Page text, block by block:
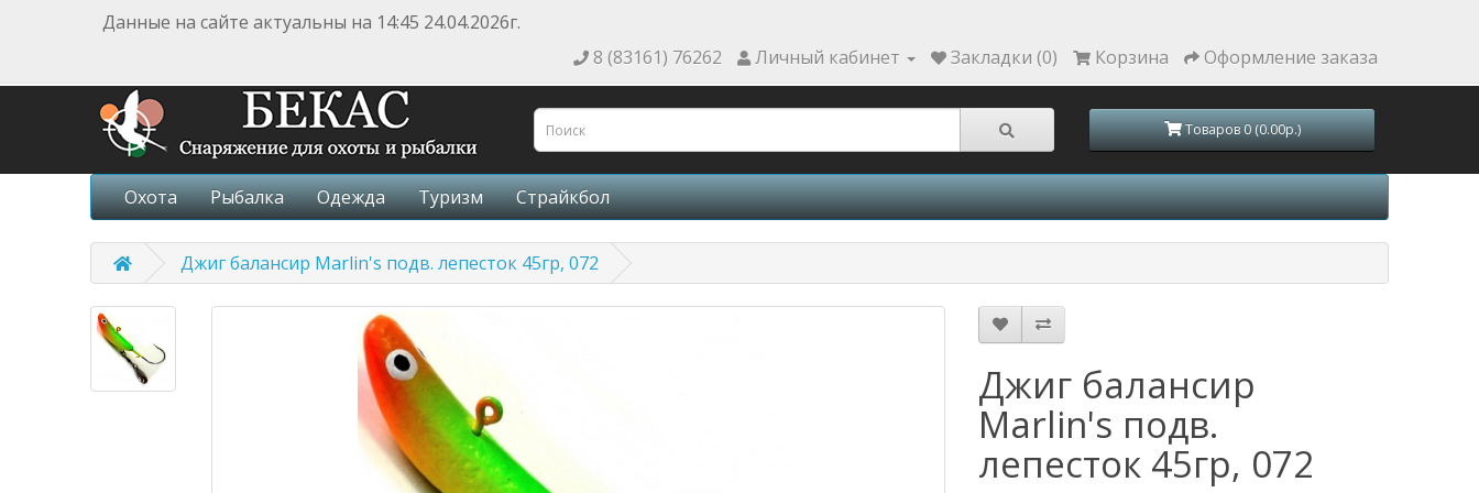
Данные на сайте актуальны на 14:45 24.04.2026г.
8 (83161) 76262
Личный кабинет Закладки (0) Корзина Оформление заказа
Товаров 0 (0.00р.)
Охота Рыбалка Одежда Туризм Страйкбол
Джиг балансир Marlin's подв. лепесток 45гр, 072
Джиг балансир
Marlin's подв.
лепесток 45гр, 072